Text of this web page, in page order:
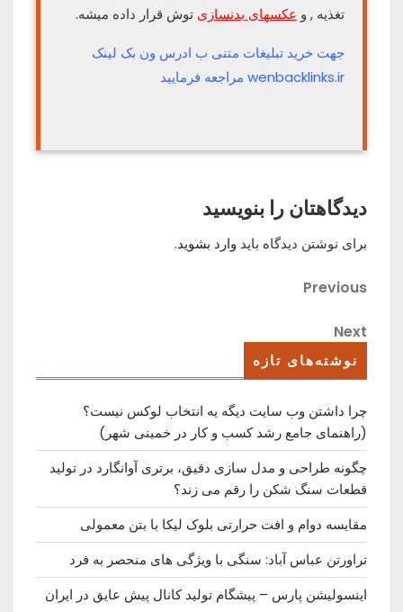
تغذیه , و عکسهای بدنسازی توش قرار داده میشه.
جهت خرید تبلیغات متنی ب ادرس ون بک لینک
wenbacklinks.ir مراجعه فرمایید
دیدگاهتان را بنویسید
برای نوشتن دیدگاه باید وارد بشوید.
راهبری
نوشته
Previous
Previous
Next
Next
نوشته‌های تازه
چرا داشتن وب سایت دیگه یه انتخاب لوکس نیست؟
(راهنمای جامع رشد کسب ‌و کار در خمینی ‌شهر)
چگونه طراحی و مدل سازی دقیق، برتری آوانگارد در تولید
قطعات سنگ شکن را رقم می زند؟
مقایسه دوام و افت حرارتی بلوک لیکا با بتن معمولی
تراورتن عباس آباد: سنگی با ویژگی های منحصر به فرد
اینسولیشن پارس – پیشگام تولید کانال پیش عایق در ایران